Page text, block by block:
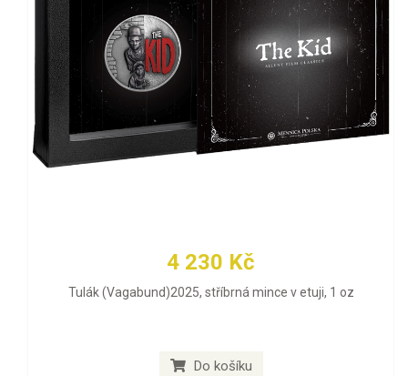
4 230 Kč
Tulák (Vagabund)2025, stříbrná mince v etuji, 1 oz
Do košíku